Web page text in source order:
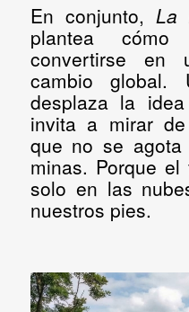
En conjunto, La
plantea cómo
convertirse en
cambio global.
desplaza la
invita a mirar
que no se
minas. Porque el
solo en las
nuestros pies.